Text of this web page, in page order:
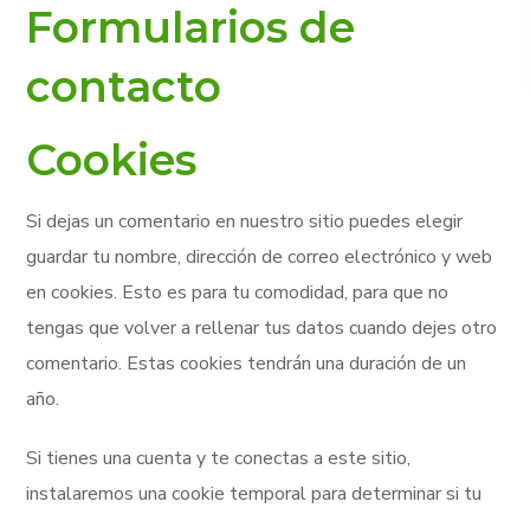
Formularios de
contacto
Cookies
Si dejas un comentario en nuestro sitio puedes elegir
guardar tu nombre, dirección de correo electrónico y web
en cookies. Esto es para tu comodidad, para que no
tengas que volver a rellenar tus datos cuando dejes otro
comentario. Estas cookies tendrán una duración de un
año.
Si tienes una cuenta y te conectas a este sitio,
instalaremos una cookie temporal para determinar si tu